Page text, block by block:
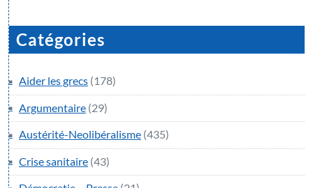
Catégories
Aider les grecs (178)
Argumentaire (29)
Austérité-Neolibéralisme (435)
Crise sanitaire (43)